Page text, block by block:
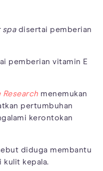
spadisertai pemberian
pemberian vitamin E
menemukan
pertumbuhan
kerontokan
diduga membantu
kepala.